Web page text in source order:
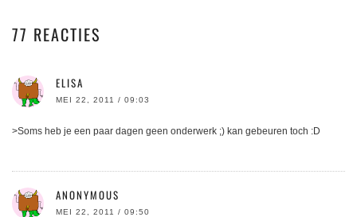
77 REACTIES
ELISA
MEI 22, 2011 / 09:03
>Soms heb je een paar dagen geen onderwerk ;) kan gebeuren toch :D
ANONYMOUS
MEI 22, 2011 / 09:50